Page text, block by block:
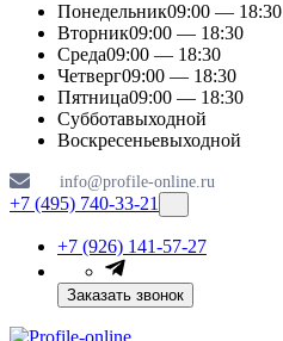
Понедельник09:00 — 18:30
Вторник09:00 — 18:30
Среда09:00 — 18:30
Четверг09:00 — 18:30
Пятница09:00 — 18:30
Субботавыходной
Воскресеньевыходной
info@profile-online.ru
+7 (495) 740-33-21
+7 (926) 141-57-27
Заказать звонок